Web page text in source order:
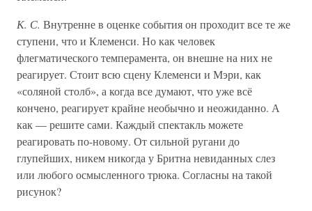
К. С. Внутренне в оценке события он проходит все те же
ступени, что и Клеменси. Но как человек
флегматического темперамента, он внешне на них не
реагирует. Стоит всю сцену Клеменси и Мэри, как
«соляной столб», а когда все думают, что уже всё
кончено, реагирует крайне необычно и неожиданно. А
как — решите сами. Каждый спектакль можете
реагировать по-новому. От сильной ругани до
глупейших, никем никогда у Бритна невиданных слез
или любого осмысленного трюка. Согласны на такой
рисунок?